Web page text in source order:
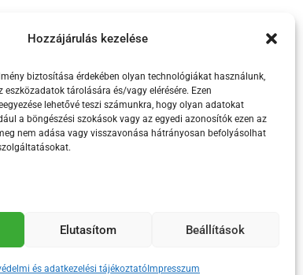
Hozzájárulás kezelése
biztosítása érdekében olyan technológiákat használunk,
eszközadatok tárolására és/vagy elérésére. Ezen
lehetővé teszi számunkra, hogy olyan adatokat
a böngészési szokások vagy az egyedi azonosítók ezen az
nem adása vagy visszavonása hátrányosan befolyásolhat
Elutasítom Beállítások
és adatkezelési tájékoztatóImpresszum
Moderálási szabályzat